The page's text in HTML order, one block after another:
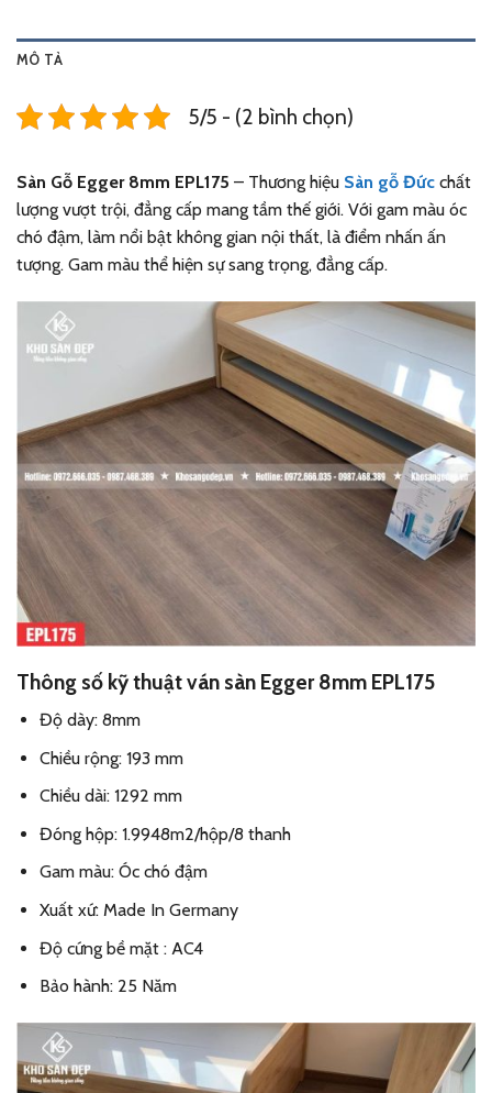
MÔ TẢ
5/5 - (2 bình chọn)
Sàn Gỗ Egger 8mm EPL175 – Thương hiệu Sàn gỗ Đức chất
lượng vượt trội, đẳng cấp mang tầm thế giới. Với gam màu óc
chó đậm, làm nổi bật không gian nội thất, là điểm nhấn ấn
tượng. Gam màu thể hiện sự sang trọng, đẳng cấp.
Thông số kỹ thuật ván sàn Egger 8mm EPL175
Độ dày: 8mm
Chiều rộng: 193 mm
Chiều dài: 1292 mm
Đóng hộp: 1.9948m2/hộp/8 thanh
Gam màu: Óc chó đậm
Xuất xứ: Made In Germany
Độ cứng bề mặt : AC4
Bảo hành: 25 Năm